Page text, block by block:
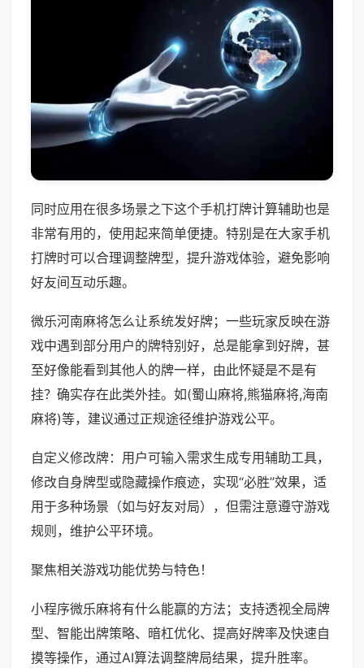
同时应用在很多场景之下这个手机打牌计算辅助也是
非常有用的，使用起来简单便捷。特别是在大家手机
打牌时可以合理调整牌型，提升游戏体验，避免影响
好友间互动乐趣。
微乐河南麻将怎么让系统发好牌；一些玩家反映在游
戏中遇到部分用户的牌特别好，总是能拿到好牌，甚
至好像能看到其他人的牌一样，由此怀疑是不是有
挂？确实存在此类外挂。如(蜀山麻将,熊猫麻将,海南
麻将)等，建议通过正规途径维护游戏公平。
自定义修改牌：用户可输入需求生成专用辅助工具，
修改自身牌型或隐藏操作痕迹，实现“必胜”效果，适
用于多种场景（如与好友对局），但需注意遵守游戏
规则，维护公平环境。
聚焦相关游戏功能优势与特色！
小程序微乐麻将有什么能赢的方法；支持透视全局牌
型、智能出牌策略、暗杠优化、提高好牌率及快速自
摸等操作，通过AI算法调整牌局结果，提升胜率。